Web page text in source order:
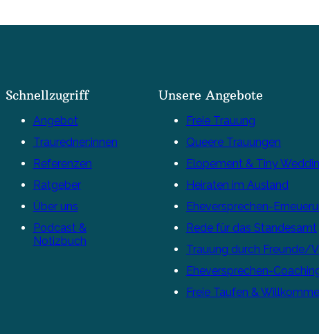
Schnellzugriff
Angebot
Trauredner:innen
Referenzen
Ratgeber
Über uns
Podcast &
Notizbuch
Unsere Angebote
Freie Trauung
Queere Trauungen
Elopement & Tiny
Heiraten im Ausland
Eheversprechen-
Rede für das Standesamt
Trauung durch Freunde/
Eheversprechen-
Freie Taufen &